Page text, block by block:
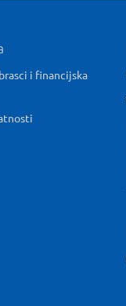
i financijska